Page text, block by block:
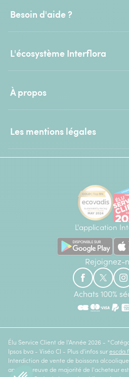
Besoin d'aide ?
L'écosystème Interflora
À propos
Les mentions légales
L'application
Rejoignez-
Achats 100%
Élu Service Client de l'Année 2026 -
Ipsos bva - Viséo CI - Plus d'infos sur
Interdiction de vente de boissons
ans. La preuve de majorité de l'acheteur